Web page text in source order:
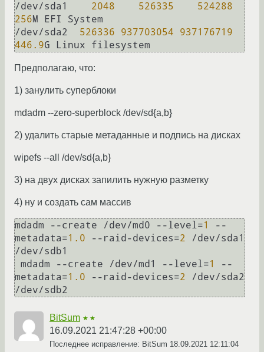
/dev/sda1 2048 526335
524288
256M EFI System
/dev/sda2 526336 937703054
937176719
446.9
Предполагаю, что:
1) занулить суперблоки
mdadm --zero-superblock /dev/sd{a,b}
2) удалить старые метаданные и подпись на дисках
wipefs --all /dev/sd{a,b}
3) на двух дисках запилить нужную разметку
4) ну и создать сам массив
mdadm --create /dev/md0 --level=1
--
metadata=1.0 --raid-devices=2 /dev/sda1
/dev/sdb1
mdadm --create /dev/md1 --level=1
--
metadata=1.0 --raid-devices=2 /dev/sda2
BitSum ★★
16.09.2021 21:47:28 +00:00
Последнее исправление: BitSum 18.09.2021 12:11:04